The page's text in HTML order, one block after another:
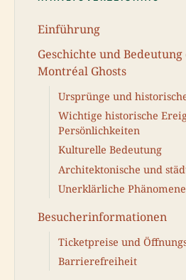
Einführung
Geschichte und
Montréal Ghosts
Ursprünge und
Wichtige historische
Persönlichkeiten
Kulturelle Bedeutung
Architektonische und
Unerklärliche
Besucherinformationen
Ticketpreise und
Barrierefreiheit